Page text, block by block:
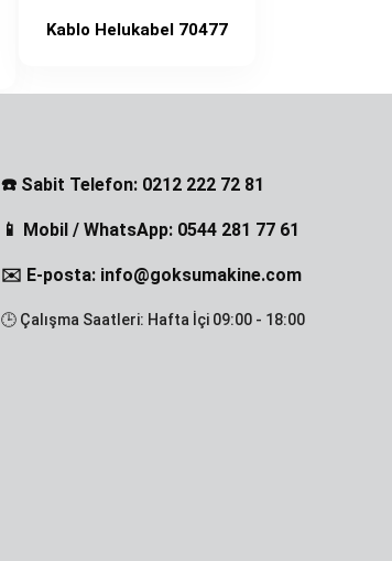
Kablo Helukabel 70477
☎️ Sabit Telefon: 0212 222 72 81
📱 Mobil / WhatsApp: 0544 281 77 61
✉️ E-posta: info@goksumakine.com
🕒 Çalışma Saatleri: Hafta İçi 09:00 - 18:00